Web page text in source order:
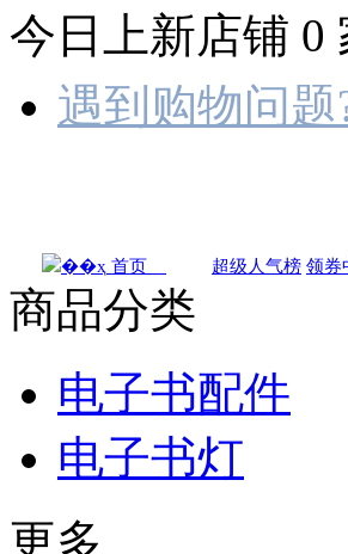
今日上新店铺 0
遇到购物问题
首页 超级人气榜 领券
商品分类
电子书配件
电子书灯
更多